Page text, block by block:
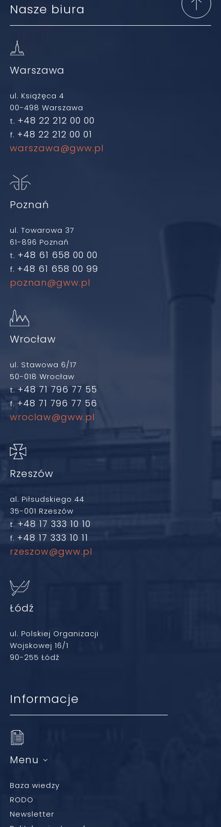
Nasze biura
Warszawa
ul. Książęca 4
00-498 Warszawa
t. +48 22 212 00 00
f. +48 22 212 00 01
warszawa@gww.pl
Poznań
ul. Towarowa 37
61-896 Poznań
t. +48 61 658 00 00
f. +48 61 658 00 99
poznan@gww.pl
Wrocław
ul. Stawowa 6/17
50-018 Wrocław
t. +48 71 796 77 55
f. +48 71 796 77 56
wroclaw@gww.pl
Rzeszów
al. Piłsudskiego 44
35-001 Rzeszów
t. +48 17 333 10 10
f. +48 17 333 10 11
rzeszow@gww.pl
Łódź
ul. Polskiej Organizacji
Wojskowej 16/1
90-255 Łódź
Informacje
Menu
Baza wiedzy
RODO
Newsletter